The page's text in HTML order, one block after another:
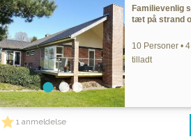
Familievenlig
tæt på strand
10 Personer •
tilladt
1 anmeldelse